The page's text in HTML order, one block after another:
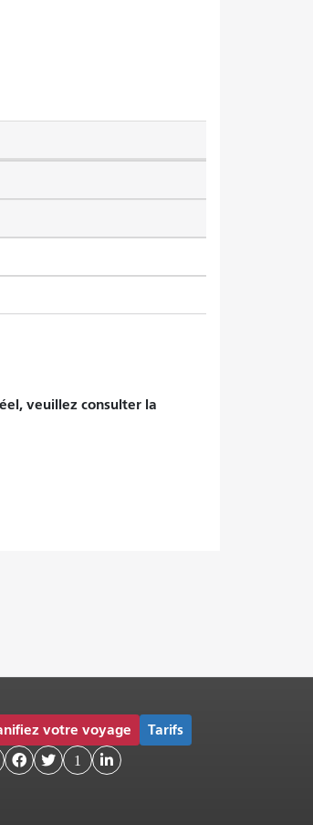
veuillez consulter la
votre voyage Tarifs
  1 